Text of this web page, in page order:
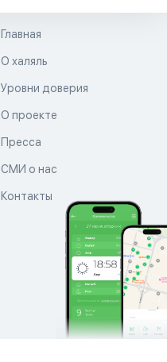
Главная
О халяль
Уровни доверия
О проекте
Пресса
СМИ о нас
Контакты